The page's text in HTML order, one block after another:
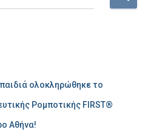
ολοκληρώθηκε το
Ρομποτικής FIRST®
Αθήνα!